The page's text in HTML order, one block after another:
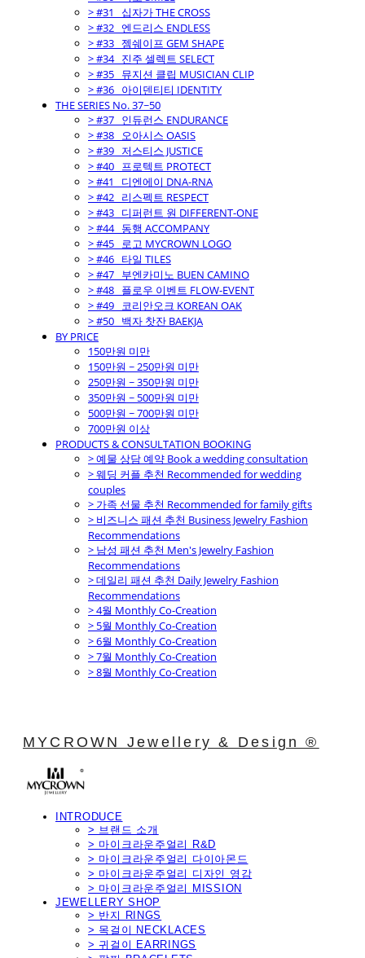
> #31_ 십자가 THE CROSS
> #32_ 엔드리스 ENDLESS
> #33_ 젬쉐이프 GEM SHAPE
> #34_ 진주 셀렉트 SELECT
> #35_ 뮤지션 클립 MUSICIAN CLIP
> #36_ 아이덴티티 IDENTITY
THE SERIES No. 37~50
> #37_ 인듀런스 ENDURANCE
> #38_ 오아시스 OASIS
> #39_ 저스티스 JUSTICE
> #40_ 프로텍트 PROTECT
> #41_ 디엔에이 DNA-RNA
> #42_ 리스펙트 RESPECT
> #43_ 디퍼런트 원 DIFFERENT-ONE
> #44_ 동행 ACCOMPANY
> #45_ 로고 MYCROWN LOGO
> #46_ 타일 TILES
> #47_ 부엔카미노 BUEN CAMINO
> #48_ 플로우 이벤트 FLOW-EVENT
> #49_ 코리안오크 KOREAN OAK
> #50_ 백자 찻잔 BAEKJA
BY PRICE
150만원 미만
150만원 ~ 250만원 미만
250만원 ~ 350만원 미만
350만원 ~ 500만원 미만
500만원 ~ 700만원 미만
700만원 이상
PRODUCTS & CONSULTATION BOOKING
> 예물 상담 예약 Book a wedding consultation
> 웨딩 커플 추천 Recommended for wedding
couples
> 가족 선물 추천 Recommended for family gifts
> 비즈니스 패션 추천 Business Jewelry Fashion
Recommendations
> 남성 패션 추천 Men's Jewelry Fashion
Recommendations
> 데일리 패션 추천 Daily Jewelry Fashion
Recommendations
> 4월 Monthly Co-Creation
> 5월 Monthly Co-Creation
> 6월 Monthly Co-Creation
> 7월 Monthly Co-Creation
> 8월 Monthly Co-Creation
MYCROWN Jewellery & Design ®
INTRODUCE
> 브랜드 소개
> 마이크라운주얼리 R&D
> 마이크라운주얼리 다이아몬드
> 마이크라운주얼리 디자인 영감
> 마이크라운주얼리 MISSION
JEWELLERY SHOP
> 반지 RINGS
> 목걸이 NECKLACES
> 귀걸이 EARRINGS